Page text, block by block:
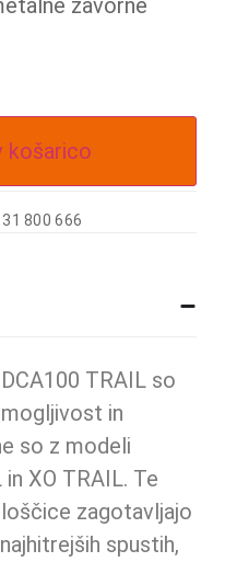
zavorne
košarico
800 666
TRAIL so
in
so z modeli
XO TRAIL. Te
zagotavljajo
spustih,